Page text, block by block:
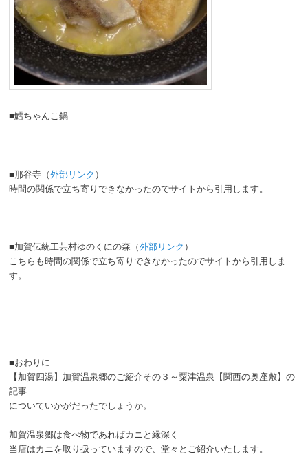
■鱈ちゃんこ鍋
■那谷寺（外部リンク ）
時間の関係で立ち寄りできなかったのでサイトから引用します。
■加賀伝統工芸村ゆのくにの森（外部リンク ）
こちらも時間の関係で立ち寄りできなかったのでサイトから引用しま
す。
■おわりに
【加賀四湯】加賀温泉郷のご紹介その３～粟津温泉【関西の奥座敷】の
記事
についていかがだったでしょうか。
加賀温泉郷は食べ物であればカニと縁深く
当店はカニを取り扱っていますので、堂々とご紹介いたします。